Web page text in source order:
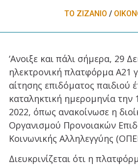
ΤΟ ΖΙΖΑΝΙΟ /
‘Ανοιξε και πάλι σήμερα, 29
ηλεκτρονική πλατφόρμα Α21
αίτησης επιδόματος παιδιού
καταληκτική ημερομηνία την
2022, όπως ανακοίνωσε η
Οργανισμού Προνοιακών
Κοινωνικής Αλληλεγγύης
Διευκρινίζεται ότι η